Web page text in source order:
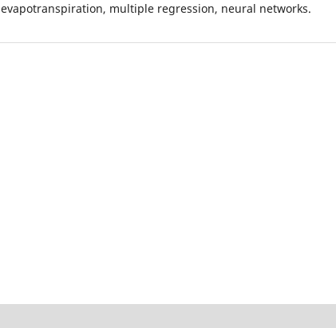
evapotranspiration, multiple regression, neural networks.